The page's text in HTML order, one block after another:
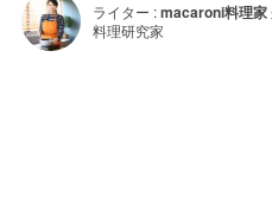
ライター :macaroni料理家
料理研究家